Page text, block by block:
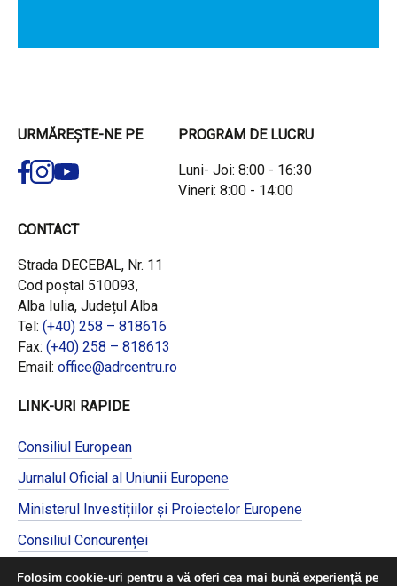
URMĂREȘTE-NE PE PROGRAM DE LUCRU
Luni- Joi: 8:00 - 16:30
Vineri: 8:00 - 14:00
CONTACT
Strada DECEBAL, Nr. 11
Cod poștal 510093,
Alba Iulia, Județul Alba
Tel: (+40) 258 – 818616
Fax: (+40) 258 – 818613
Email: office@adrcentru.ro
LINK-URI RAPIDE
Consiliul European
Jurnalul Oficial al Uniunii Europene
Ministerul Investițiilor și Proiectelor Europene
Consiliul Concurenței
Folosim cookie-uri pentru a vă oferi cea mai bună experiență pe